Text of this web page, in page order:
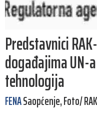
Predstavnici
događajima
tehnologija
FENASaopćenje, Foto/ RAK